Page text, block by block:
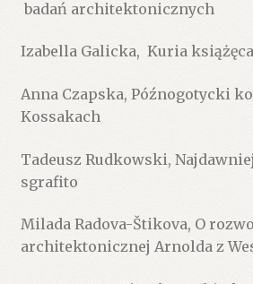
badań architektonicznych
Izabella Galicka, Kuria
Anna Czapska, Późnogotycki
Kossakach
Tadeusz Rudkowski,
sgrafito
Milada Radova-Štikova, O
architektonicznej Arnolda z